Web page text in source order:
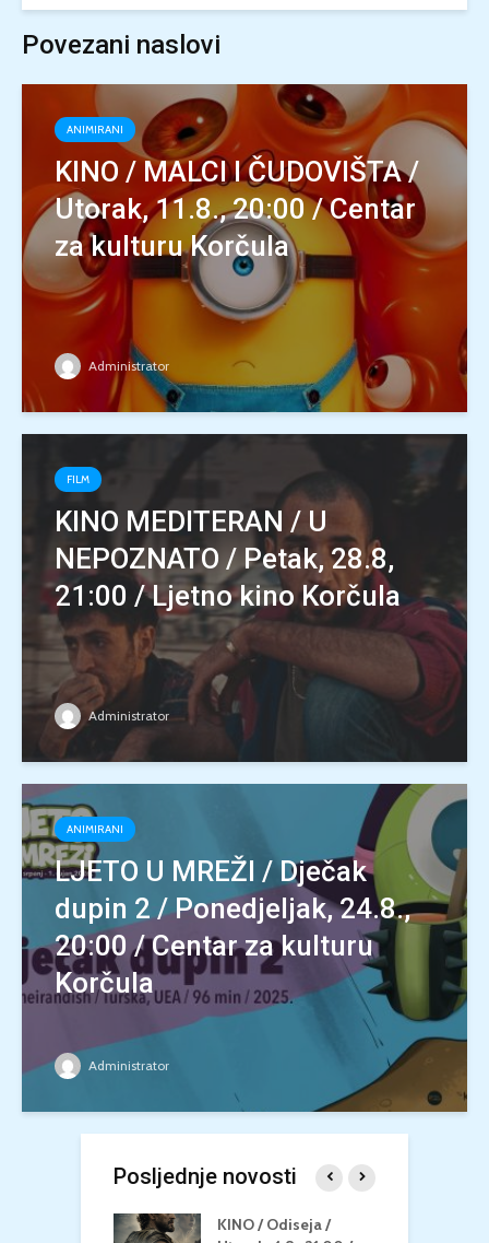
Povezani naslovi
ANIMIRANI
KINO / MALCI I ČUDOVIŠTA /
Utorak, 11.8., 20:00 / Centar
za kulturu Korčula
Administrator
FILM
KINO MEDITERAN / U
NEPOZNATO / Petak, 28.8,
21:00 / Ljetno kino Korčula
Administrator
ANIMIRANI
LJETO U MREŽI / Dječak
dupin 2 / Ponedjeljak, 24.8.,
20:00 / Centar za kulturu
Korčula
Administrator
Posljednje novosti
KINO / Odiseja /